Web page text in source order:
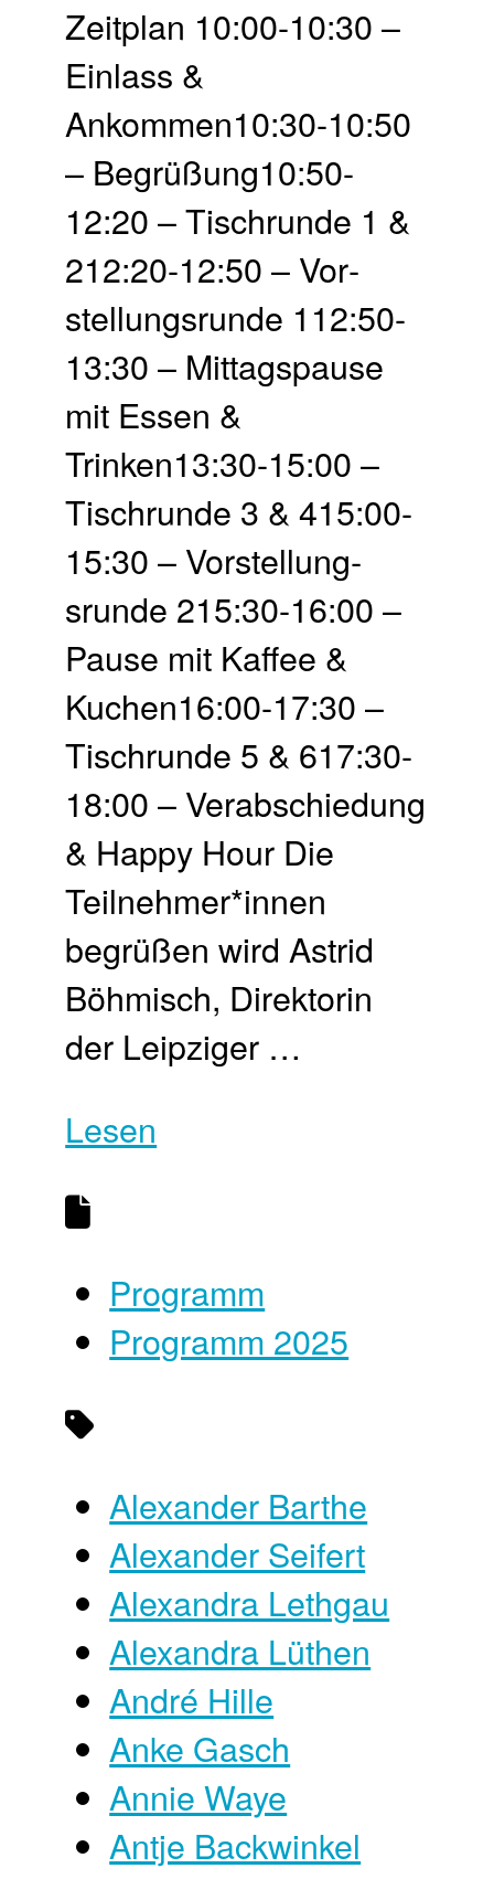
Zeit­plan 10:00-10:30 –
Einlass &
Ankommen10:30-10:50
– Begrü­ßung10:50-
12:20 – Tisch­runde 1 &
212:20-12:50 – Vor­
stellungs­runde 112:50-
13:30 – Mittags­pause
mit Essen &
Trinken13:30-15:00 –
Tisch­runde 3 & 415:00-
15:30 – Vor­stellung­
srunde 215:30-16:00 –
Pause mit Kaffee &
Kuchen16:00-17:30 –
Tisch­runde 5 & 617:30-
18:00 – Ver­abschie­dung
& Happy Hour Die
Teilnehmer*innen
begrüßen wird Astrid
Böhmisch, Direktorin
der Leipziger …
Lesen
Programm
Programm 2025
Alexander Barthe
Alexander Seifert
Alexandra Lethgau
Alexandra Lüthen
André Hille
Anke Gasch
Annie Waye
Antje Backwinkel